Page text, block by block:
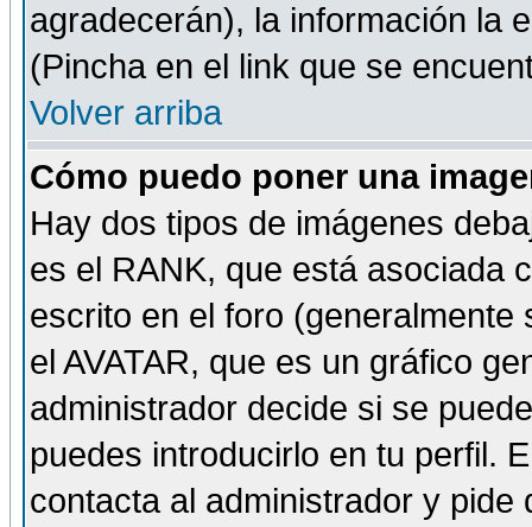
agradecerán), la información la
(Pincha en el link que se
Volver arriba
Cómo puedo poner una
Hay dos tipos de imágenes
es el RANK, que está asociada
escrito en el foro
el AVATAR, que es un gráfico
administrador decide si se
puedes introducirlo en tu perfil.
contacta al administrador y